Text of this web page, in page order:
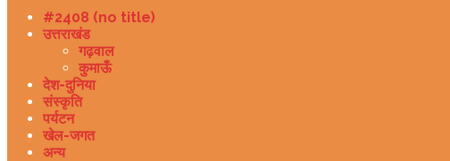
#2408 (no title)
उत्तराखंड
गढ़वाल
कुमाऊँ
देश-दुनिया
संस्कृति
पर्यटन
खेल-जगत
अन्य